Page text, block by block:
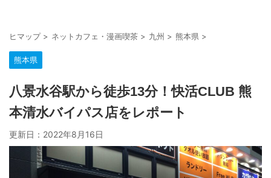
ヒマップ> ネットカフェ・漫画喫茶 > 九州 > 熊本県 >
熊本県
八景水谷駅から徒歩13分！快活CLUB 熊
本清水バイパス店をレポート
更新日： 2022年8月16日